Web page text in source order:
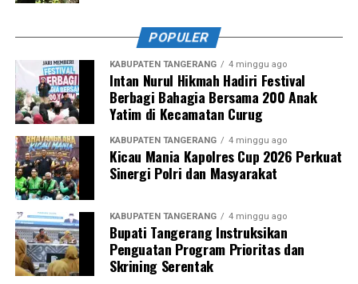
POPULER
KABUPATEN TANGERANG 4 minggu ago
Intan Nurul Hikmah Hadiri Festival
Berbagi Bahagia Bersama 200 Anak
Yatim di Kecamatan Curug
KABUPATEN TANGERANG 4 minggu ago
Kicau Mania Kapolres Cup 2026 Perkuat
Sinergi Polri dan Masyarakat
KABUPATEN TANGERANG 4 minggu ago
Bupati Tangerang Instruksikan
Penguatan Program Prioritas dan
Skrining Serentak